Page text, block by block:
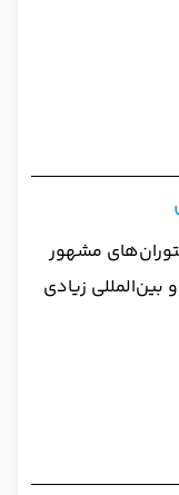
مشهور
زیادی